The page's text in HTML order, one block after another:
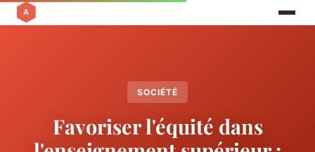
SOCIÉTÉ
Favoriser l'équité dans